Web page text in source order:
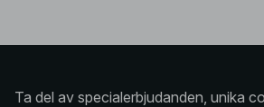
Ta del av specialerbjudanden, unika